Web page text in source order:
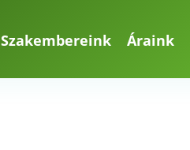
Szakembereink Áraink